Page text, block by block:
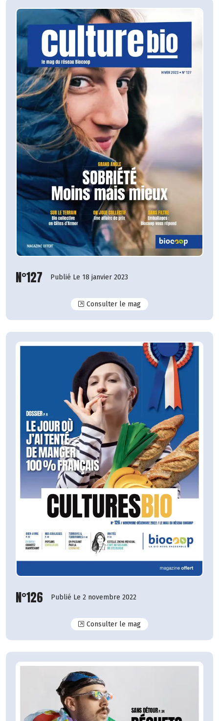
N°127 Publié Le 18 janvier 2023
Consulter le magN°127
N°126 Publié Le 2 novembre 2022
Consulter le magN°126